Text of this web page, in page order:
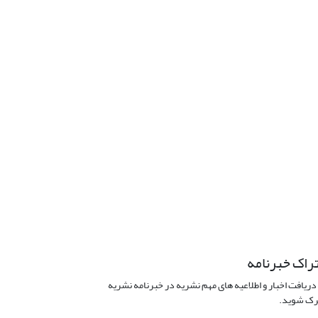
خبرنامه
اخبار و اطلاعیه های مهم نشریه در خبرنامه نشریه
شوید.